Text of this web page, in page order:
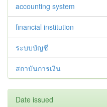
accounting system
financial institution
ระบบบัญชี
สถาบันการเงิน
Date issued